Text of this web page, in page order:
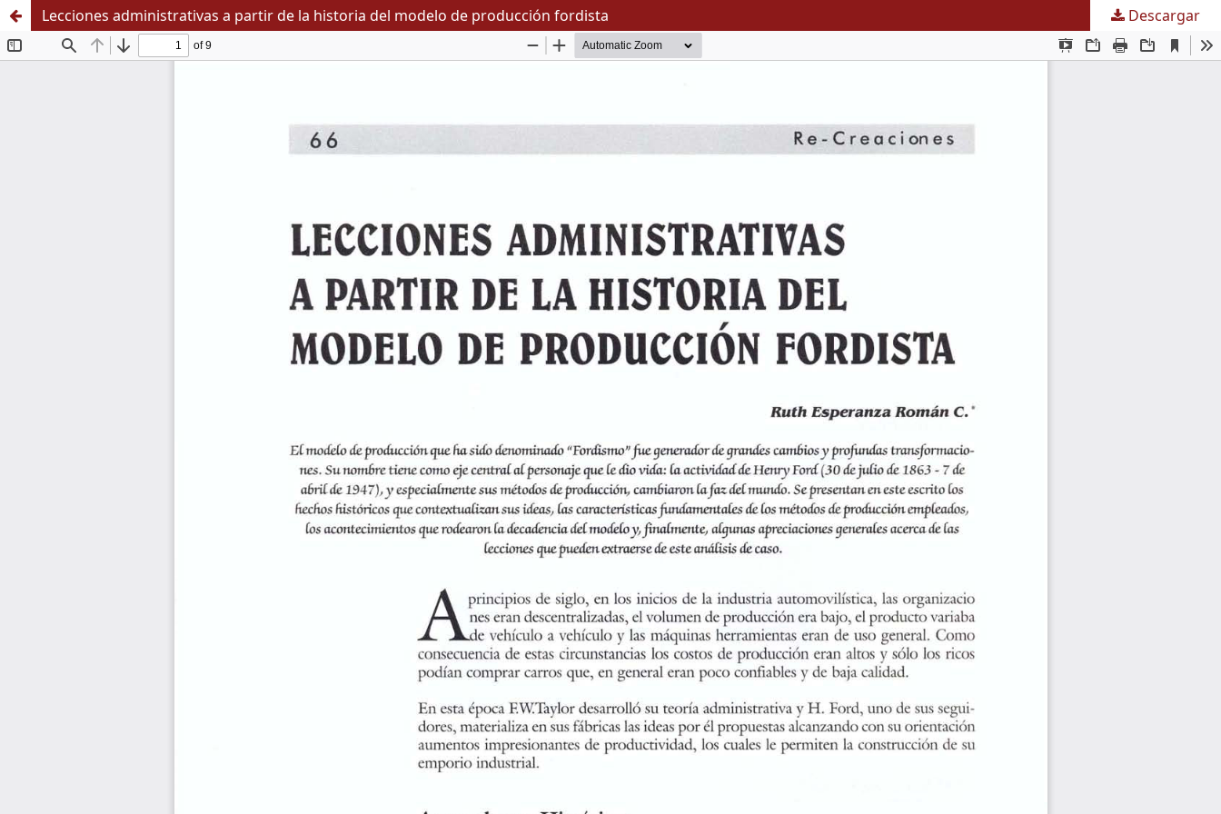
Lecciones administrativas a partir de la historia del modelo de producción fordista Descargar